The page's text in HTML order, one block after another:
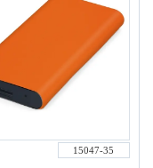
15047-35